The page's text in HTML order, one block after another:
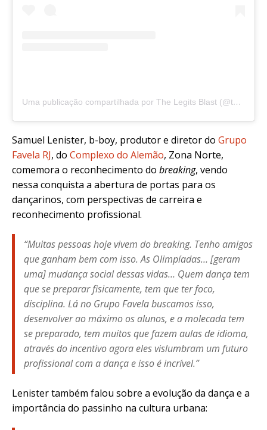
Uma publicação compartilhada por The Legits Blast (@thelegitsblast)
Samuel Lenister, b-boy, produtor e diretor do Grupo
Favela RJ, do Complexo do Alemão, Zona Norte,
comemora o reconhecimento do breaking, vendo
nessa conquista a abertura de portas para os
dançarinos, com perspectivas de carreira e
reconhecimento profissional.
“Muitas pessoas hoje vivem dobreaking. Tenho amigos
que ganham bem com isso. As Olimpíadas… [geram
uma] mudança social dessas vidas… Quem dança tem
que se preparar fisicamente, tem que ter foco,
disciplina. Lá no Grupo Favela buscamos isso,
desenvolver ao máximo os alunos, e a molecada tem
se preparado, tem muitos que fazem aulas de idioma,
através do incentivo agora eles vislumbram um futuro
profissional com a dança e isso é incrível.”
Lenister também falou sobre a evolução da dança e a
importância do passinho na cultura urbana: